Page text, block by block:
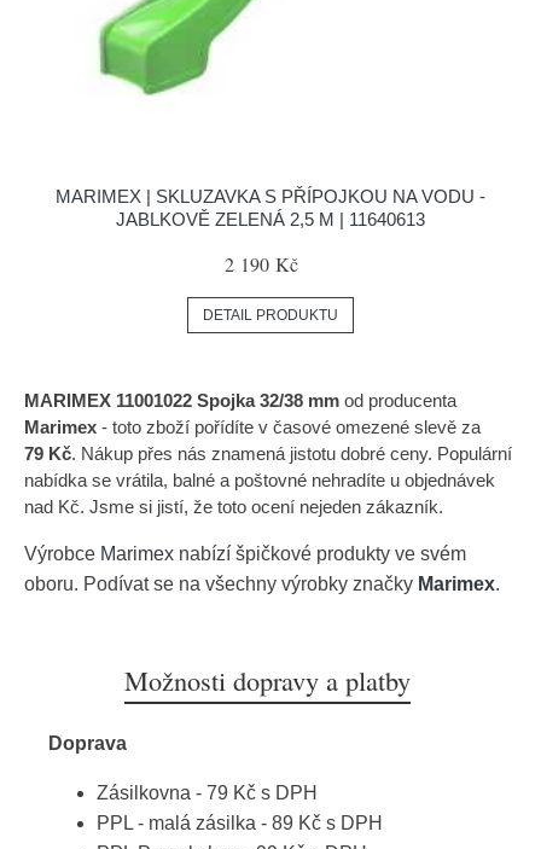
MARIMEX | SKLUZAVKA S PŘÍPOJKOU NA VODU -
JABLKOVĚ ZELENÁ 2,5 M | 11640613
2 190 Kč
DETAIL PRODUKTU
MARIMEX 11001022 Spojka 32/38 mm od producenta
Marimex - toto zboží pořídíte v časové omezené slevě za
79 Kč. Nákup přes nás znamená jistotu dobré ceny. Populární
nabídka se vrátila, balné a poštovné nehradíte u objednávek
nad Kč. Jsme si jistí, že toto ocení nejeden zákazník.
Výrobce Marimex nabízí špičkové produkty ve svém
oboru. Podívat se na všechny výrobky značky Marimex.
Možnosti dopravy a platby
Doprava
Zásilkovna - 79 Kč s DPH
PPL - malá zásilka - 89 Kč s DPH